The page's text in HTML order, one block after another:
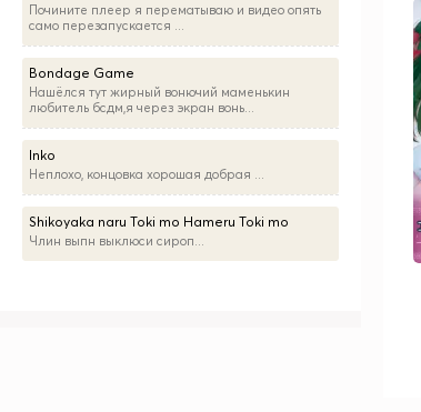
Почините плеер я перематываю и видео опять
само перезапускается ...
Bondage Game
Нашёлся тут жирный вонючий маменькин
любитель бсдм,я через экран вонь...
Inko
Неплохо, концовка хорошая добрая ...
Shikoyaka naru Toki mo Hameru Toki mo
Члин выпн выклюси сироп...